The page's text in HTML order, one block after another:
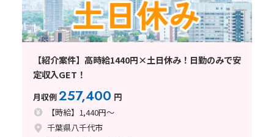
【紹介案件】高時給1440円×土日休み！日勤のみで安
定収入GET！
月収例257,400 円
【時給】1,440円～
千葉県八千代市